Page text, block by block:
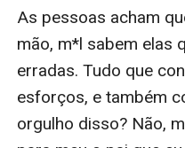
As pessoas acham
mão, m*l sabem elas
erradas. Tudo que
esforços, e também
orgulho disso? Não,